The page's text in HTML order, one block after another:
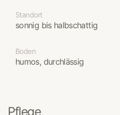
Standort
sonnig bis halbschattig
Boden
humos, durchlässig
Pflege